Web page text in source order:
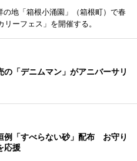
地「箱根小涌園」（箱根町）で春
ーフェス」を開催する。
の「デニムマン」がアニバーサリ
例「すべらない砂」配布 お守り
応援